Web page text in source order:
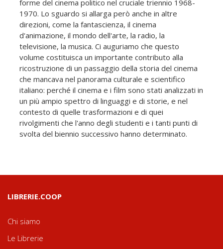
forme del cinema politico nel cruciale triennio 1968-
1970. Lo sguardo si allarga però anche in altre
direzioni, come la fantascienza, il cinema
d'animazione, il mondo dell'arte, la radio, la
televisione, la musica. Ci auguriamo che questo
volume costituisca un importante contributo alla
ricostruzione di un passaggio della storia del cinema
che mancava nel panorama culturale e scientifico
italiano: perché il cinema e i film sono stati analizzati in
un più ampio spettro di linguaggi e di storie, e nel
contesto di quelle trasformazioni e di quei
rivolgimenti che l'anno degli studenti e i tanti punti di
svolta del biennio successivo hanno determinato.
LIBRERIE.COOP
Chi siamo
Le Librerie